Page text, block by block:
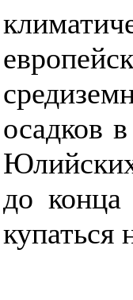
осадков
до